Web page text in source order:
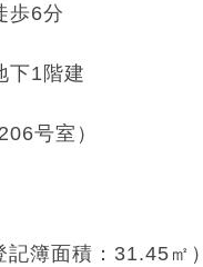
歩6分
下1階建
号室）
記簿面積：31.45㎡